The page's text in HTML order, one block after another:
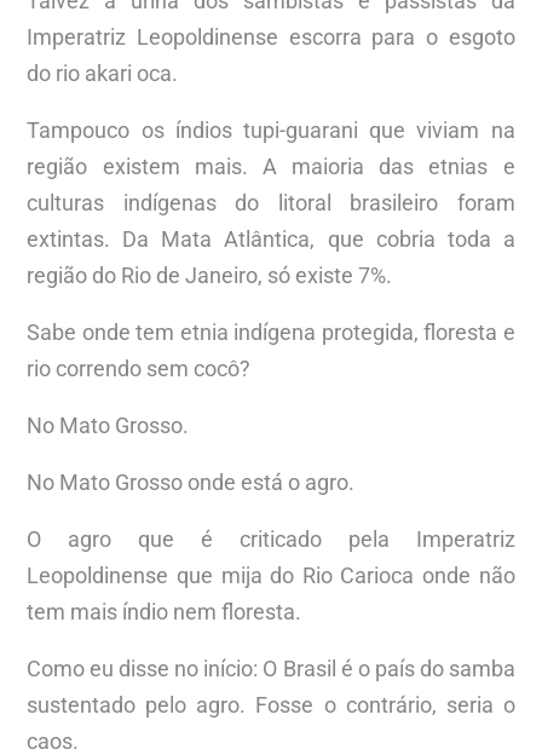
Imperatriz Leopoldinense escorra para o esgoto
do rio akari oca.
Tampouco os índios tupi-guarani que viviam na
região existem mais. A maioria das etnias e
culturas indígenas do litoral brasileiro foram
extintas. Da Mata Atlântica, que cobria toda a
região do Rio de Janeiro, só existe 7%.
Sabe onde tem etnia indígena protegida, floresta e
rio correndo sem cocô?
No Mato Grosso.
No Mato Grosso onde está o agro.
O agro que é criticado pela Imperatriz
Leopoldinense que mija do Rio Carioca onde não
tem mais índio nem floresta.
Como eu disse no início: O Brasil é o país do samba
sustentado pelo agro. Fosse o contrário, seria o
caos.